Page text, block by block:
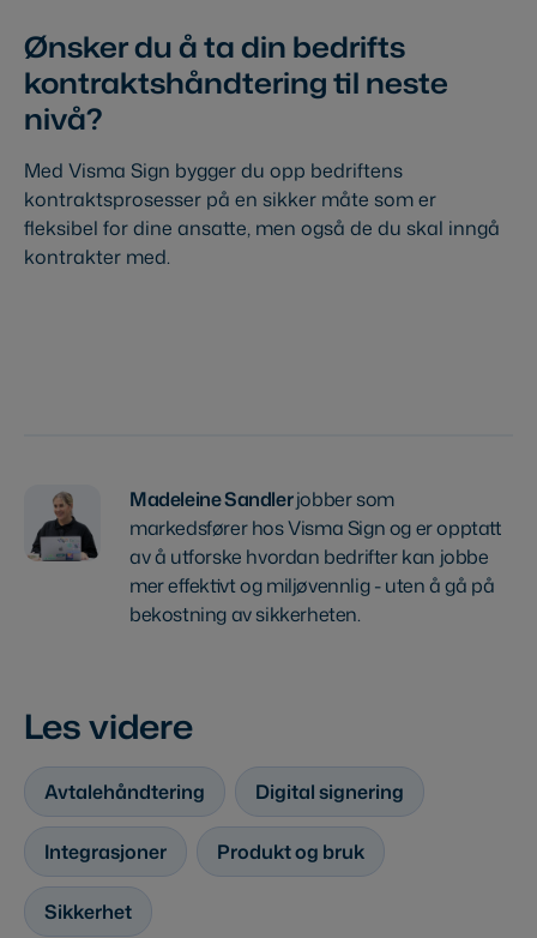
Ønsker du å ta din bedrifts
kontraktshåndtering til neste
nivå?
Med Visma Sign bygger du opp bedriftens
kontraktsprosesser på en sikker måte som er
fleksibel for dine ansatte, men også de du skal inngå
kontrakter med.
Madeleine Sandlerjobber som
markedsfører hos Visma Sign og er opptatt
av å utforske hvordan bedrifter kan jobbe
mer effektivt og miljøvennlig - uten å gå på
bekostning av sikkerheten.
Les videre
Avtalehåndtering Digital signering
Integrasjoner Produkt og bruk
Sikkerhet